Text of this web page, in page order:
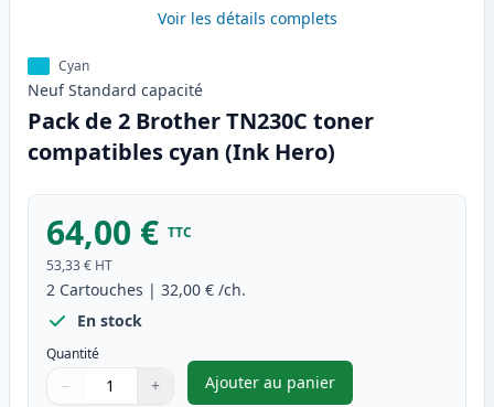
Voir les détails complets
Cyan
Neuf Standard capacité
Pack de 2 Brother TN230C toner
compatibles cyan (Ink Hero)
64,00 € TTC
53,33 € HT
2 Cartouches | 32,00 € /ch.
En stock
Quantité
Quantité
Utilisez les boutons pour ajuster
− +
Quantité
Ajouter au panier
,Pack de 2 Brother TN230C